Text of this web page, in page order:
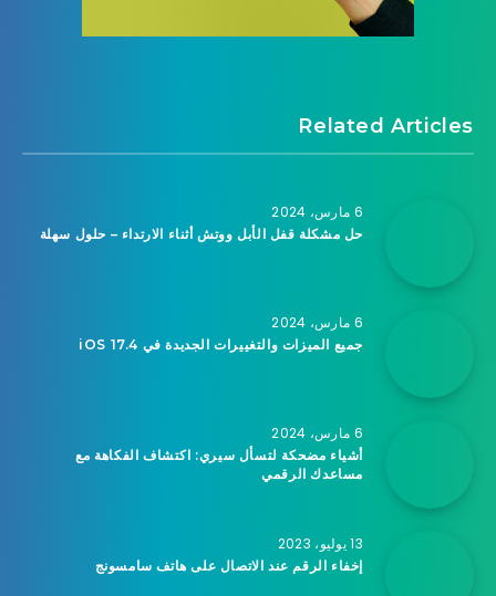
Related Articles
6 مارس، 2024
حل مشكلة قفل الأبل ووتش أثناء الارتداء – حلول سهلة
6 مارس، 2024
جميع الميزات والتغييرات الجديدة في iOS 17.4
6 مارس، 2024
أشياء مضحكة لتسأل سيري: اكتشاف الفكاهة مع
مساعدك الرقمي
13 يوليو، 2023
إخفاء الرقم عند الاتصال على هاتف سامسونج